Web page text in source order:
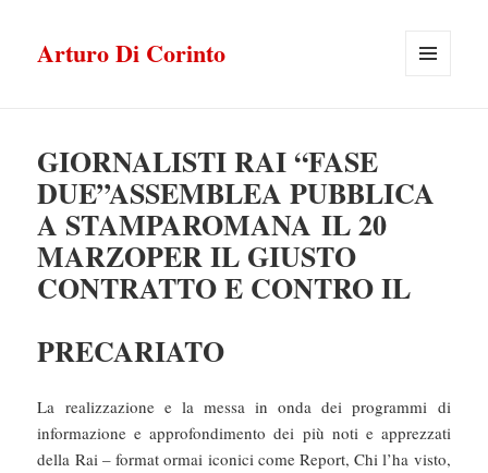
Arturo Di Corinto
GIORNALISTI RAI “FASE
DUE”ASSEMBLEA PUBBLICA
A STAMPAROMANA IL 20
MARZOPER IL GIUSTO
CONTRATTO E CONTRO IL
PRECARIATO
La realizzazione e la messa in onda dei programmi di
informazione e approfondimento dei più noti e apprezzati
della Rai – format ormai iconici come Report, Chi l’ha visto,